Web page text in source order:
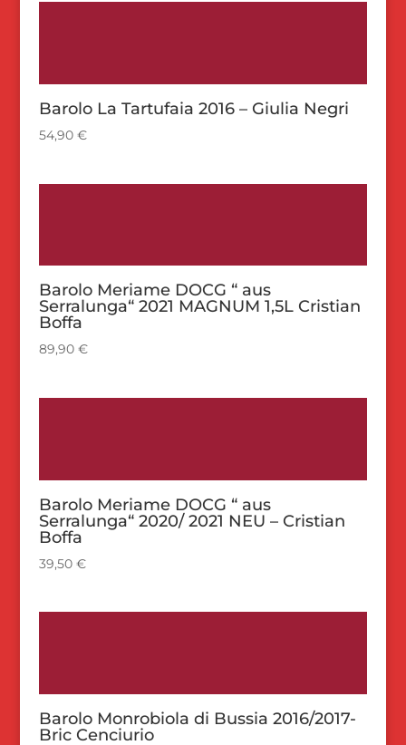
Barolo La Tartufaia 2016 – Giulia Negri
54,90 €
Barolo Meriame DOCG “ aus
Serralunga“ 2021 MAGNUM 1,5L Cristian
Boffa
89,90 €
Barolo Meriame DOCG “ aus
Serralunga“ 2020/ 2021 NEU – Cristian
Boffa
39,50 €
Barolo Monrobiola di Bussia 2016/2017-
Bric Cenciurio